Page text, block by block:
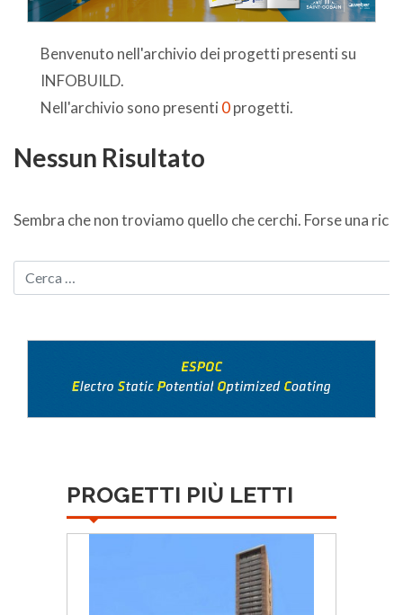
Benvenuto nell'archivio dei progetti presenti su
INFOBUILD.
Nell'archivio sono presenti 0progetti.
Nessun Risultato
Sembra che non troviamo quello che cerchi. Forse una
PROGETTI PIÙ LETTI